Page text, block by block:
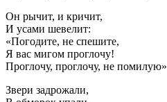
Он рычит, и кричит,
И усами шевелит:
«Погодите, не спешите,
Я вас мигом проглочу!
Проглочу, проглочу, не помилую»
Звери задрожали,